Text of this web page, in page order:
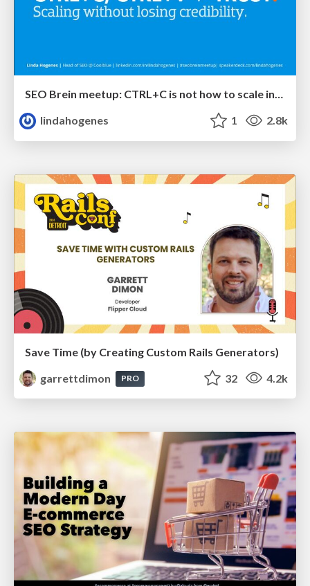
SEO Brein meetup: CTRL+C is not how to scale international SEO
lindahogenes
1 2.8k
Save Time (by Creating Custom Rails Generators)
garrettdimon
PRO 32 4.2k